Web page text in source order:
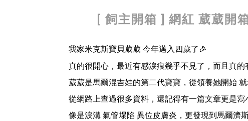
[ 飼主開箱 ] 網紅 葳葳開
我家米克斯寶貝葳葳 今年邁入四歲了🎉
真的很開心，最近有感淚痕幾乎不見了，而且真
葳葳是馬爾混吉娃的第二代寶寶，從領養她開始
從網路上查過很多資料， 還記得有一篇文章更是寫
像是淚溝 氣管塌陷 異位皮膚炎， 更發現到馬爾濟